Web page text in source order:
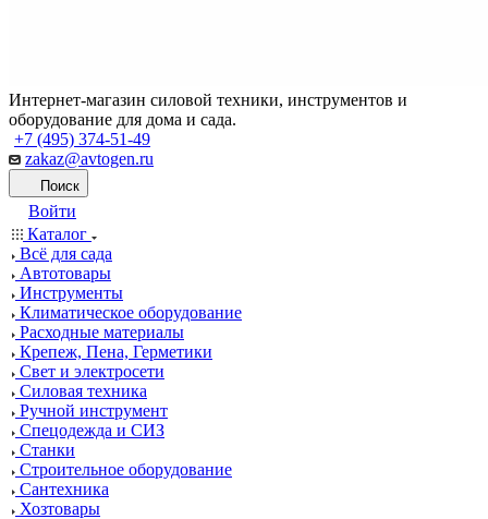
Интернет-магазин силовой техники, инструментов и
оборудование для дома и сада.
+7 (495) 374-51-49
zakaz@avtogen.ru
Поиск
Войти
Каталог
Всё для сада
Автотовары
Инструменты
Климатическое оборудование
Расходные материалы
Крепеж, Пена, Герметики
Свет и электросети
Силовая техника
Ручной инструмент
Спецодежда и СИЗ
Станки
Строительное оборудование
Сантехника
Хозтовары